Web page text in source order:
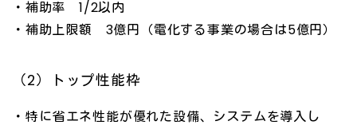
・補助率 1/2以内
・補助上限額 3億円（電化する事業の場合は5億円）
（2）トップ性能枠
・特に省エネ性能が優れた設備、システムを導入し